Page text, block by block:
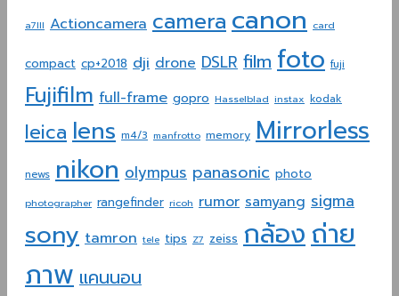
a7III Actioncamera cameracanon card
compact cp+2018 dji drone DSLR film foto fuji
Fujifilm full-frame gopro Hasselblad instax kodak
leica lens m4/3 manfrotto memory Mirrorless
news nikon olympus panasonic photo
photographer rangefinder ricoh rumor samyang sigma
sony tamron tele tips Z7 zeiss กล้องถ่าย
ภาพ แคนนอน